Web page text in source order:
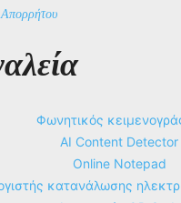
Απορρήτου
Φωνητικός
AI Content Detector
Online Notepad
κατανάλωσης